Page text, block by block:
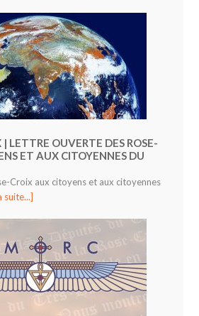
| LETTRE OUVERTE DES ROSE-
ET AUX CITOYENNES DU
Croix aux citoyens et aux citoyennes
suite...]